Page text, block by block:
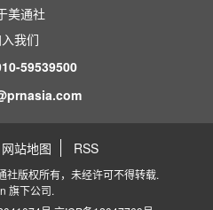
美通社
我们
59539500
网站地图 RSS
版权所有，未经许可不得转载.
旗下公司.